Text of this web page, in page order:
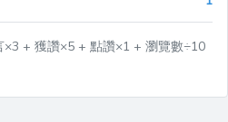
+ 獲讚×5 + 點讚×1 + 瀏覽數÷10